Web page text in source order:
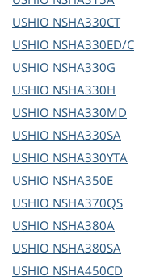
USHIO NSHA330CT
USHIO NSHA330ED/C
USHIO NSHA330G
USHIO NSHA330H
USHIO NSHA330MD
USHIO NSHA330SA
USHIO NSHA330YTA
USHIO NSHA350E
USHIO NSHA370QS
USHIO NSHA380A
USHIO NSHA380SA
USHIO NSHA450CD